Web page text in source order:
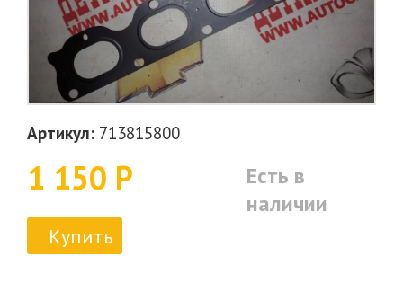
Артикул: 713815800
1 150 Р
Есть в
наличии
Купить